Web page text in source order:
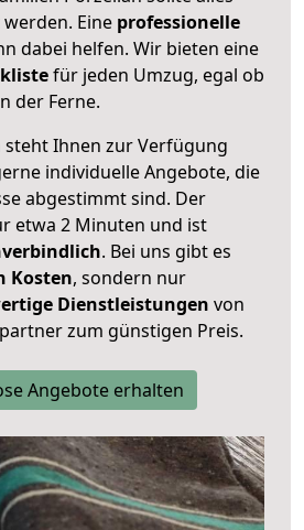
Eine professionelle
dabei helfen. Wir bieten eine
für jeden Umzug, egal ob
der Ferne.
steht Ihnen zur Verfügung
individuelle Angebote, die
abgestimmt sind. Der
etwa 2 Minuten und ist
. Bei uns gibt es
Kosten, sondern nur
Dienstleistungen von
zum günstigen Preis.
Angebote erhalten